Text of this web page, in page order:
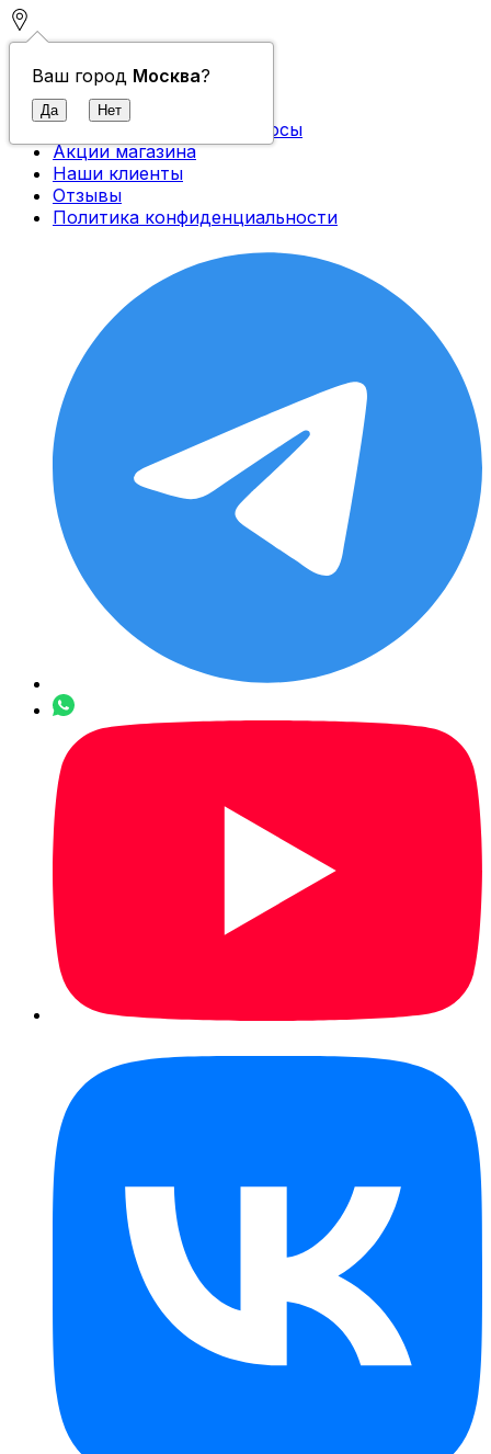
Ваш город Москва?
Контакты
О компании
Доставка и оплата
Часто задаваемые вопросы
Акции магазина
Наши клиенты
Отзывы
Политика конфиденциальности